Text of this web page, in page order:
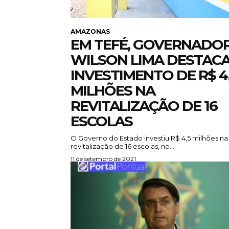
AMAZONAS
EM TEFÉ,
WILSON LIMA
INVESTIMENTO DE R$
MILHÕES NA
REVITALIZAÇÃO DE 16
ESCOLAS
O Governo do Estado investiu R$ 4,5 milhões na
revitalização de 16 escolas, no...
11 de setembro de 2021